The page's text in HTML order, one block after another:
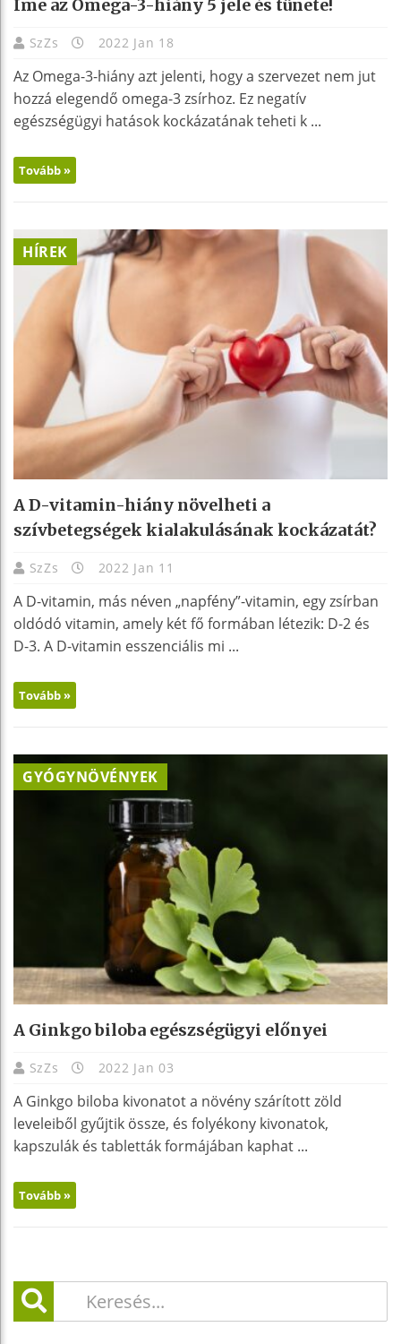
Íme az Omega-3-hiány 5 jele és tünete!
SzZs 2022 Jan 18
Az Omega-3-hiány azt jelenti, hogy a szervezet nem jut
hozzá elegendő omega-3 zsírhoz. Ez negatív
egészségügyi hatások kockázatának teheti k ...
Tovább »
HÍREK
A D-vitamin-hiány növelheti a
szívbetegségek kialakulásának kockázatát?
SzZs 2022 Jan 11
A D-vitamin, más néven „napfény”-vitamin, egy zsírban
oldódó vitamin, amely két fő formában létezik: D-2 és
D-3. A D-vitamin esszenciális mi ...
Tovább »
GYÓGYNÖVÉNYEK
A Ginkgo biloba egészségügyi előnyei
SzZs 2022 Jan 03
A Ginkgo biloba kivonatot a növény szárított zöld
leveleiből gyűjtik össze, és folyékony kivonatok,
kapszulák és tabletták formájában kaphat ...
Tovább »